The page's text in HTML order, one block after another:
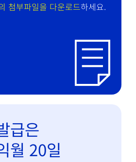
첨부파일을 다운로드하세요.
급은
월 20일